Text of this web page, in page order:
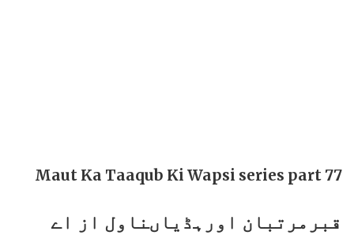
Maut Ka Taaqub Ki Wapsi series part 77
قبرمرتبان اورہڈیاںناول از اے